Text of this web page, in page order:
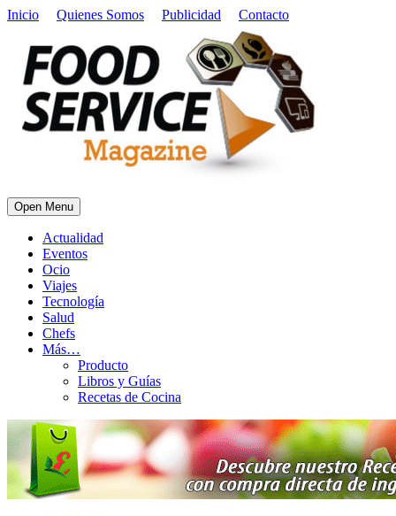
Inicio Quienes Somos Publicidad Contacto
Open Menu
Actualidad
Eventos
Ocio
Viajes
Tecnología
Salud
Chefs
Más…
Producto
Libros y Guías
Recetas de Cocina